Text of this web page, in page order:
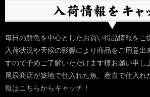
毎日の鮮魚を中心としたお買い得品情報をご
入荷状況や天候の影響により商品をご用意出
すので予めご了解いただけます様お願い申し
尾辰商店が築地で仕入れた魚、産直で仕入れ
報はこちらからキャッチ！